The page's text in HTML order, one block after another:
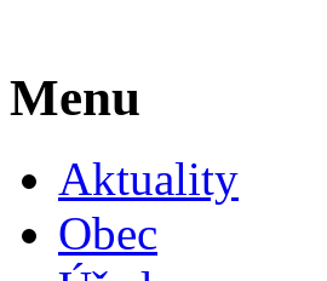
Menu
Aktuality
Obec